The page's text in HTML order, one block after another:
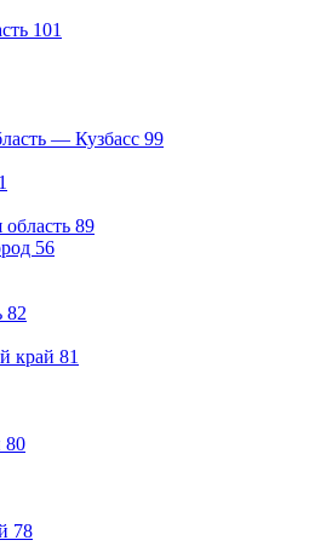
101
— Кузбасс 99
89
56
82
край 81
80
78